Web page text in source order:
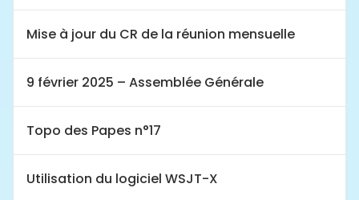
Mise à jour du CR de la réunion mensuelle
9 février 2025 – Assemblée Générale
Topo des Papes n°17
Utilisation du logiciel WSJT-X